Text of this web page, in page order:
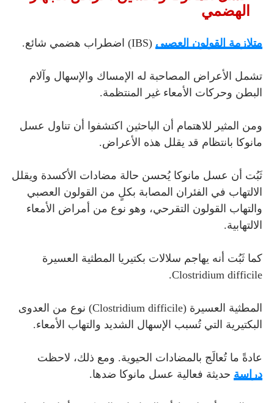
الهضمي
متلازمة القولون العصبي (IBS) اضطراب هضمي شائع.
تشمل الأعراض المصاحبة له الإمساك والإسهال وآلام
البطن وحركات الأمعاء غير المنتظمة.
ومن المثير للاهتمام أن الباحثين اكتشفوا أن تناول عسل
مانوكا بانتظام قد يقلل هذه الأعراض.
ثَبُت أن عسل مانوكا يُحسن حالة مضادات الأكسدة ويقلل
الالتهاب في الفئران المصابة بكلٍ من القولون العصبي
والتهاب القولون التقرحي، وهو نوع من أمراض الأمعاء
الالتهابية.
كما ثَبُت أنه يهاجم سلالات بكتيريا المطثية العسيرة
Clostridium difficile.
المطثية العسيرة (Clostridium difficile) نوع من العدوى
البكتيرية التي تُسبب الإسهال الشديد والتهاب الأمعاء.
عادةً ما تُعالَج بالمضادات الحيوية. ومع ذلك، لاحظت
دراسة حديثة فعالية عسل مانوكا ضدها.